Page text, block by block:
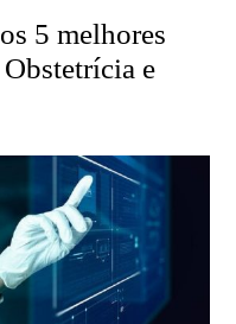
5 melhores
e